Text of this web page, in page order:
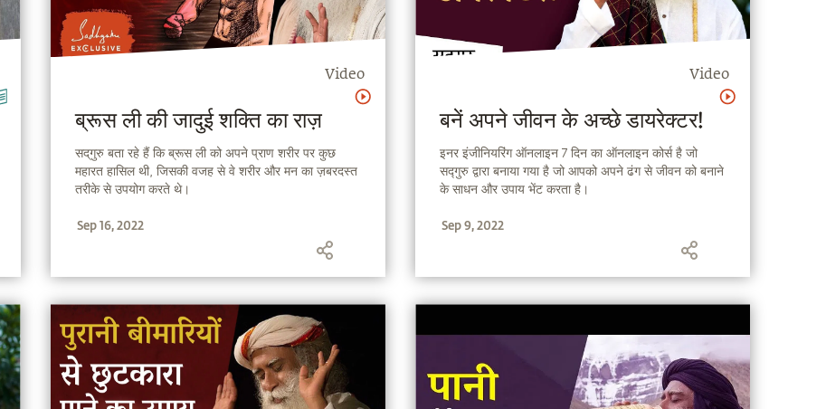
Video
ब्रूस ली की जादुई शक्ति का राज़
सद्‌गुरु बता रहे हैं कि ब्रूस ली को अपने प्राण शरीर पर कुछ
महारत हासिल थी, जिसकी वजह से वे शरीर और मन का ज़बरदस्त
तरीके से उपयोग करते थे।
Sep 16, 2022
Video
बनें अपने जीवन के अच्छे डायरेक्टर!
इनर इंजीनियरिंग ऑनलाइन 7 दिन का ऑनलाइन कोर्स है जो
सद्गुरु द्वारा बनाया गया है जो आपको अपने ढंग से जीवन को बनाने
के साधन और उपाय भेंट करता है।
Sep 9, 2022